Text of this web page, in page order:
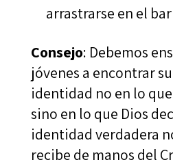
arrastrarse en el
Consejo: Debemos
jóvenes a encontrar
identidad no en lo
sino en lo que Dios
identidad verdadera
recibe de manos del